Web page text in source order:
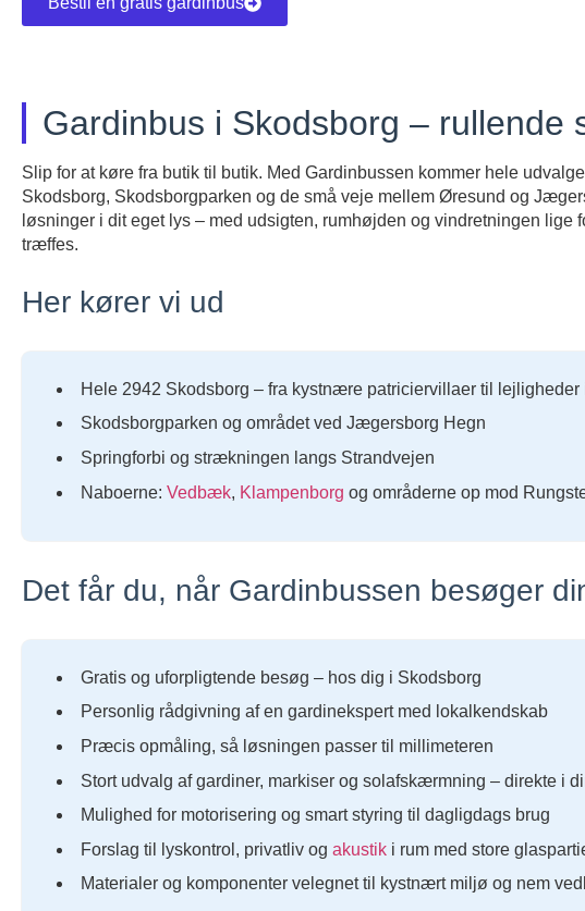
Gardinbus i Skodsborg – rullende
Slip for at køre fra butik til butik. Med Gardinbussen kommer hele
Skodsborg, Skodsborgparken og de små veje mellem Øresund og
løsninger i dit eget lys – med udsigten, rumhøjden og vindretningen lige
træffes.
Her kører vi ud
Hele 2942 Skodsborg – fra kystnære patriciervillaer til
Skodsborgparken og området ved Jægersborg Hegn
Springforbi og strækningen langs Strandvejen
Naboerne: Vedbæk, Klampenborg og områderne op mod
Det får du, når Gardinbussen besøger
Gratis og uforpligtende besøg – hos dig i Skodsborg
Personlig rådgivning af en gardinekspert med lokalkendskab
Præcis opmåling, så løsningen passer til millimeteren
Stort udvalg af gardiner, markiser og solafskærmning – direkte i
Mulighed for motorisering og smart styring til dagligdags brug
Forslag til lyskontrol, privatliv og akustik i rum med store
Materialer og komponenter velegnet til kystnært miljø og nem